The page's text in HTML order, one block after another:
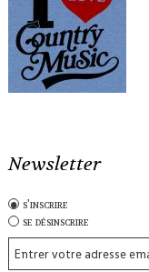
Newsletter
s'inscrire
se désinscrire